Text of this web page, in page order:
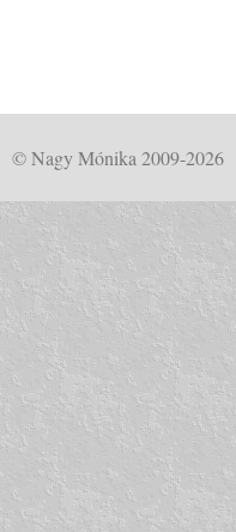
© Nagy Mónika 2009-2026